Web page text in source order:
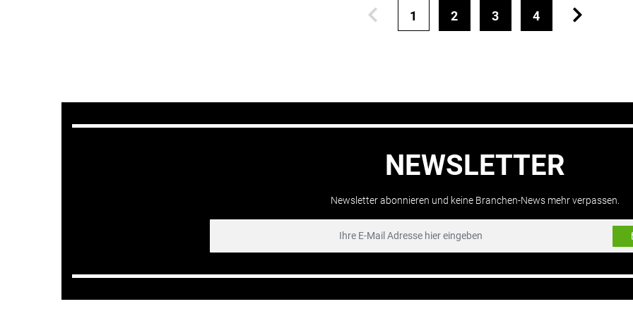
1 2 3 4
NEWSLETTER
Newsletter abonnieren und keine Branchen-News mehr verpassen.